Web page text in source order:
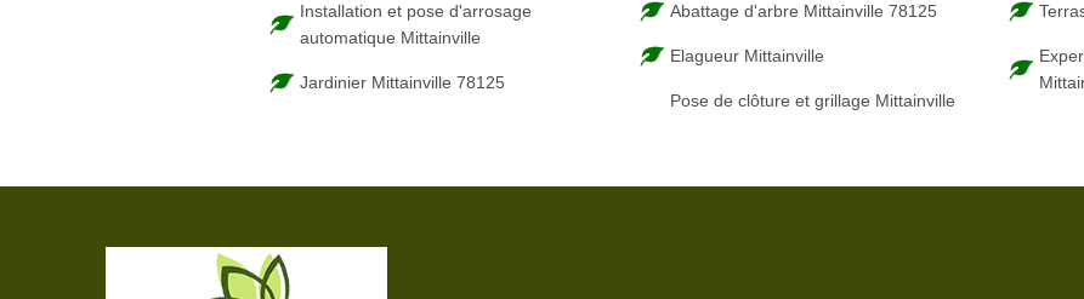
Installation et pose d'arrosage
automatique Mittainville
Jardinier Mittainville 78125
Abattage d'arbre Mittainville 78125
Elagueur Mittainville
Pose de clôture et grillage Mittainville